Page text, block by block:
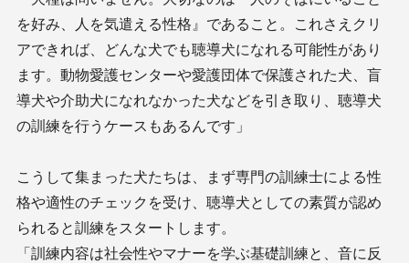
を好み、人を気遣える性格』であること。これさえクリ
アできれば、どんな犬でも聴導犬になれる可能性があり
ます。動物愛護センターや愛護団体で保護された犬、盲
導犬や介助犬になれなかった犬などを引き取り、聴導犬
の訓練を行うケースもあるんです」
こうして集まった犬たちは、まず専門の訓練士による性
格や適性のチェックを受け、聴導犬としての素質が認め
られると訓練をスタートします。
「訓練内容は社会性やマナーを学ぶ基礎訓練と、音に反